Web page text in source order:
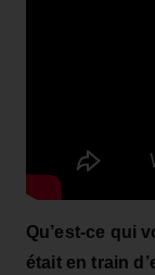
Qu’est‑ce qui
était en train